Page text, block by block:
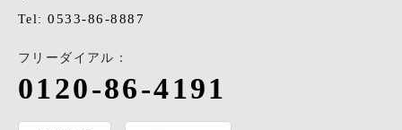
Tel: 0533-86-8887
フリーダイアル：
0120-86-4191